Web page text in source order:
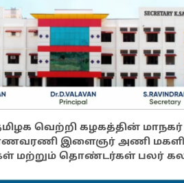
வெற்றி கழகத்தின் மாநகர்
இளைஞர் அணி மகளிர்
மற்றும் தொண்டர்கள் பலர்